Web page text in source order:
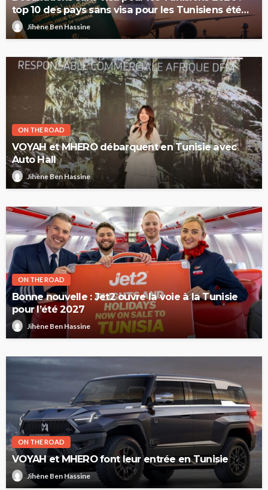
top 10 des pays sans visa pour les Tunisiens été
2026Jihène Ben Hassine
ON THE ROAD
VOYAH et MHERO débarquent en Tunisie avec
Auto Hall
Jihène Ben Hassine
ON THE ROAD
Bonne nouvelle : Jet2 ouvre la voie à la Tunisie
pour l’été 2027
Jihène Ben Hassine
ON THE ROAD
VOYAH et MHERO font leur entrée en Tunisie
Jihène Ben Hassine